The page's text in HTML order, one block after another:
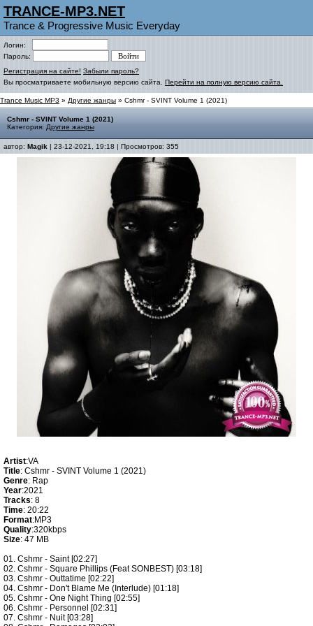
TRANCE-MP3.NET
Trance & Progressive Music Everyday
Логин:
Пароль:
Регистрация на сайте! Забыли пароль?
Вы просматриваете мобильную версию сайта. Перейти на полную версию сайта.
Trance Music MP3 » Другие жанры » Cshmr - SVINT Volume 1 (2021)
Cshmr - SVINT Volume 1 (2021)
Категория: Другие жанры
автор: Magik | 23-12-2021, 19:18 | Просмотров: 355
Artist:VA
Title: Cshmr - SVINT Volume 1 (2021)
Genre: Rap
Year:2021
Tracks: 8
Time: 20:22
Format:MP3
Quality:320kbps
Size: 47 MB
01. Cshmr - Saint [02:27]
02. Cshmr - Square Phillips (Feat SONBEST) [03:18]
03. Cshmr - Outtatime [02:22]
04. Cshmr - Don't Blame Me (Interlude) [01:18]
05. Cshmr - One Night Thing [02:55]
06. Cshmr - Personnel [02:31]
07. Cshmr - Nuit [03:28]